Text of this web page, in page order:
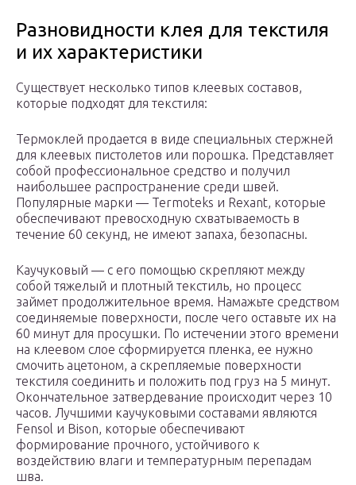
Разновидности клея для текстиля
и их характеристики
Существует несколько типов клеевых составов,
которые подходят для текстиля:
Термоклей продается в виде специальных стержней
для клеевых пистолетов или порошка. Представляет
собой профессиональное средство и получил
наибольшее распространение среди швей.
Популярные марки — Termoteks и Rexant, которые
обеспечивают превосходную схватываемость в
течение 60 секунд, не имеют запаха, безопасны.
Каучуковый — с его помощью скрепляют между
собой тяжелый и плотный текстиль, но процесс
займет продолжительное время. Намажьте средством
соединяемые поверхности, после чего оставьте их на
60 минут для просушки. По истечении этого времени
на клеевом слое сформируется пленка, ее нужно
смочить ацетоном, а скрепляемые поверхности
текстиля соединить и положить под груз на 5 минут.
Окончательное затвердевание происходит через 10
часов. Лучшими каучуковыми составами являются
Fensol и Bison, которые обеспечивают
формирование прочного, устойчивого к
воздействию влаги и температурным перепадам
шва.